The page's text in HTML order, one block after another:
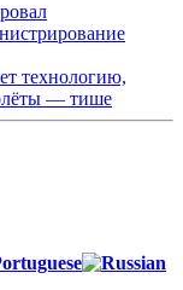
технологию,
— тише